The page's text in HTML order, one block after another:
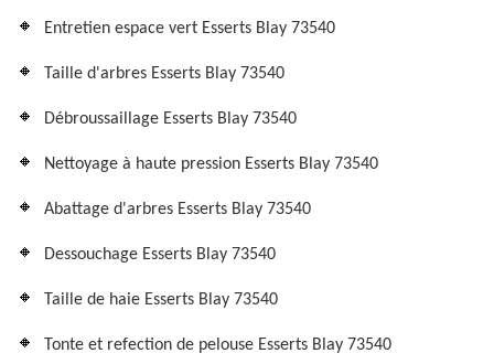
Entretien espace vert Esserts Blay 73540
Taille d'arbres Esserts Blay 73540
Débroussaillage Esserts Blay 73540
Nettoyage à haute pression Esserts Blay 73540
Abattage d'arbres Esserts Blay 73540
Dessouchage Esserts Blay 73540
Taille de haie Esserts Blay 73540
Tonte et refection de pelouse Esserts Blay 73540